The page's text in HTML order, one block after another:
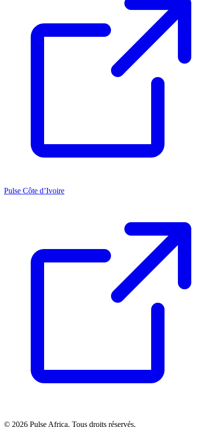
Pulse Côte d’Ivoire
© 2026 Pulse Africa. Tous droits réservés.